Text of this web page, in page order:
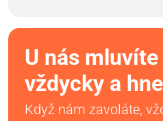
U nás
vždycky a
Když nám zavoláte,